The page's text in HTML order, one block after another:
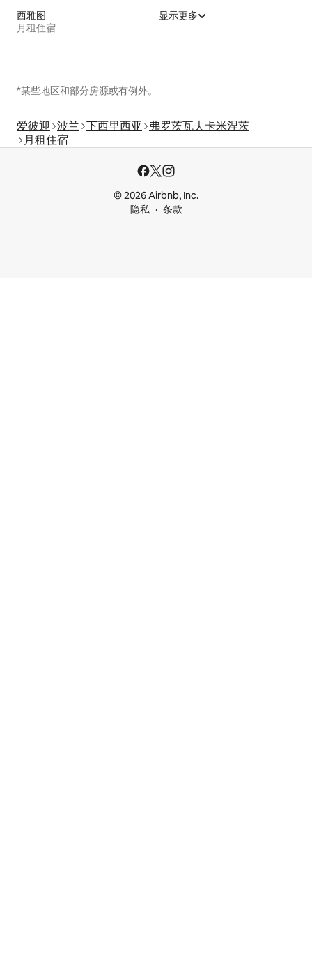
西雅图
月租住宿
显示更多
*某些地区和部分房源或有例外。
爱彼迎 波兰 下西里西亚
弗罗茨瓦夫卡米涅茨
月租住宿
© 2026 Airbnb, Inc.
隐私
条款